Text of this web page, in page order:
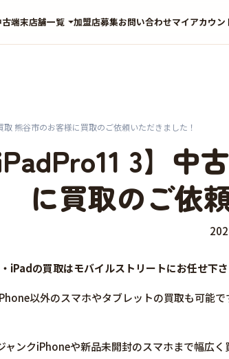
古端末店舗一覧 加盟店募集お問い合わせマイアカウン
取 熊谷市のお客様に買取のご依頼いただきました！
iPadPro11 3】
に買取のご依
iPadの買取はモバイルストリートにお任せ下さ
以外のスマホやタブレットの買取も可能
ャンクiPhoneや新品未開封のスマホまで幅広く